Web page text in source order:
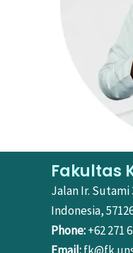
Fakultas
Jalan Ir. Sutami
Indonesia,
Phone:+62 271